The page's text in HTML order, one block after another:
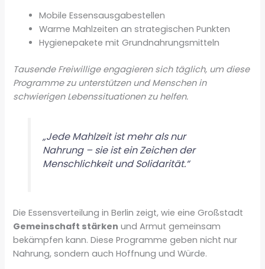
Mobile Essensausgabestellen
Warme Mahlzeiten an strategischen Punkten
Hygienepakete mit Grundnahrungsmitteln
Tausende Freiwillige engagieren sich täglich, um diese
Programme zu unterstützen und Menschen in
schwierigen Lebenssituationen zu helfen.
„Jede Mahlzeit ist mehr als nur
Nahrung – sie ist ein Zeichen der
Menschlichkeit und Solidarität.“
Die Essensverteilung in Berlin zeigt, wie eine Großstadt
Gemeinschaft stärken und Armut gemeinsam
bekämpfen kann. Diese Programme geben nicht nur
Nahrung, sondern auch Hoffnung und Würde.